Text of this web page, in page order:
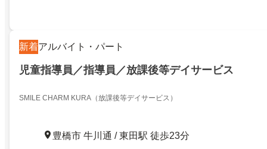
新着アルバイト・パート
児童指導員／指導員／放課後等デイサービス
SMILE CHARM KURA（放課後等デイサービス）
豊橋市 牛川通 / 東田駅 徒歩23分